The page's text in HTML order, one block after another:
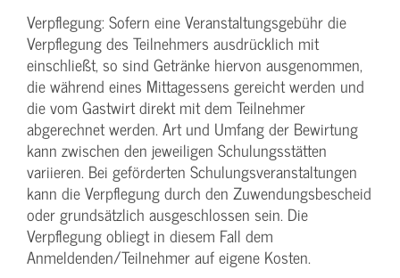
Verpflegung: Sofern eine Veranstaltungs­gebühr die
Verpflegung des Teilnehmers ausdrücklich mit
einschließt, so sind Getränke hiervon ausgenommen,
die während eines Mittagessens gereicht werden und
die vom Gastwirt direkt mit dem Teilnehmer
abgerechnet werden. Art und Umfang der Bewirtung
kann zwischen den jeweiligen Schulungsstätten
variieren. Bei geförderten Schulungs­veranstaltungen
kann die Verpflegung durch den Zuwendungs­bescheid
oder grundsätzlich ausgeschlossen sein. Die
Verpflegung obliegt in diesem Fall dem
Anmeldenden/­Teilnehmer auf eigene Kosten.